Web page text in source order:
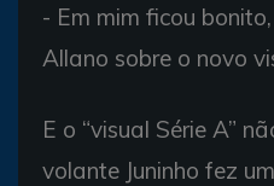
- Em mim ficou
Allano sobre o novo
E o “visual Série A”
volante Juninho fez